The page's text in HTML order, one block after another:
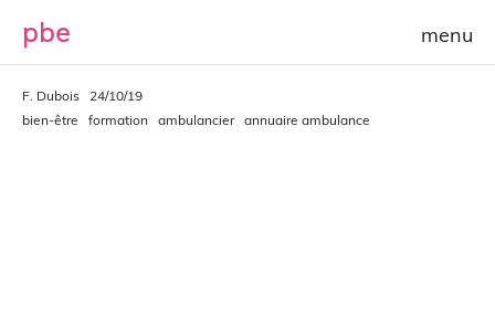
pbe
F. Dubois
24/10/19
bien-être
formation ambulancier annuaire ambulance